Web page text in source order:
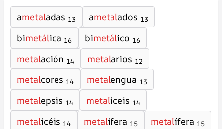
ametaladas 13 ametalados 13
bimetálica 16 bimetálico 16
metalación 14 metalarios 12
metalcores 14 metalengua 13
metalepsis 14 metaliceis 14
metalicéis 14 metalifera 15 metalífera 15